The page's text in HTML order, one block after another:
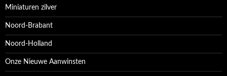
Miniaturen zilver
Noord-Brabant
Noord-Holland
Onze Nieuwe Aanwinsten